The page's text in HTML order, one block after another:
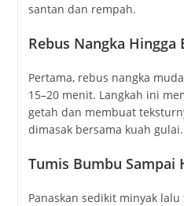
santan dan rempah.
Rebus Nangka Hingga
Pertama, rebus nangka
15–20 menit. Langkah ini
getah dan membuat
dimasak bersama kuah gulai.
Tumis Bumbu Sampai
Panaskan sedikit minyak